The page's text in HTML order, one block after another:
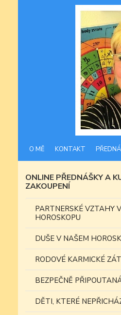
O MĚ KONTAKT
ONLINE PŘEDNÁŠKY A
ZAKOUPENÍ
PARTNERSKÉ VZTAHY V
HOROSKOPU
DUŠE V NAŠEM
RODOVÉ KARMICKÉ
BEZPEČNĚ
DĚTI, KTERÉ